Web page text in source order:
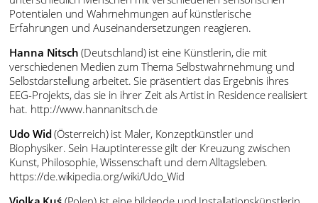
Potentialen und Wahrnehmungen auf künstlerische
Erfahrungen und Auseinandersetzungen reagieren.
Hanna Nitsch (Deutschland) ist eine Künstlerin, die mit
verschiedenen Medien zum Thema Selbstwahrnehmung und
Selbstdarstellung arbeitet. Sie präsentiert das Ergebnis ihres
EEG-Projekts, das sie in ihrer Zeit als Artist in Residence realisiert
hat. http://www.hannanitsch.de
Udo Wid(Österreich) ist Maler, Konzeptkünstler und
Biophysiker. Sein Hauptinteresse gilt der Kreuzung zwischen
Kunst, Philosophie, Wissenschaft und dem Alltagsleben.
https://de.wikipedia.org/wiki/Udo_Wid